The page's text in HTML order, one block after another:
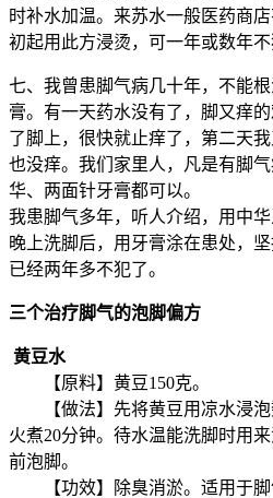
时补水加温。来苏水一般医药商
初起用此方浸烫，可一年或数年不
七、我曾患脚气病几十年，不能
膏。有一天药水没有了，脚又痒
了脚上，很快就止痒了，第二天
也没痒。我们家里人，凡是有脚
华、两面针牙膏都可以。
我患脚气多年，听人介绍，用中
晚上洗脚后，用牙膏涂在患处，
已经两年多不犯了。
三个治疗脚气的泡脚偏方
黄豆水
【原料】黄豆150克。
【做法】先将黄豆用凉水浸泡
火煮20分钟。待水温能洗脚时用
前泡脚。
【功效】除臭消淤。适用于脚